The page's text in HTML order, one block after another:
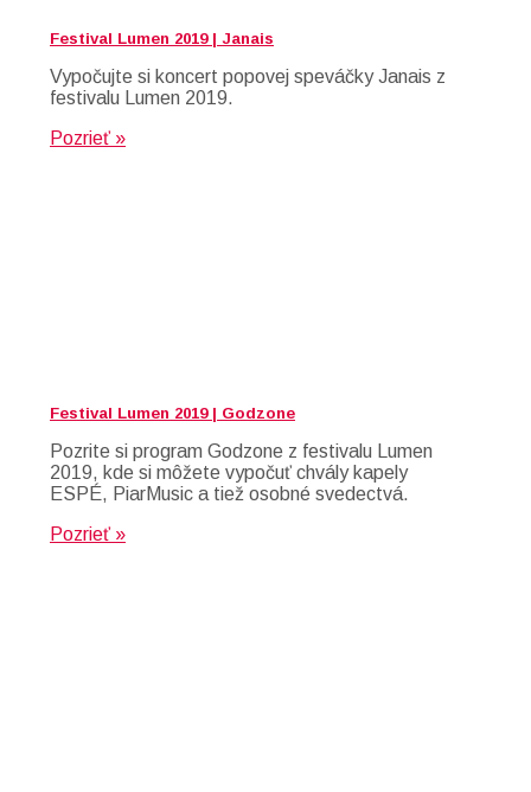
Festival Lumen 2019 | Janais
Vypočujte si koncert popovej speváčky Janais z
festivalu Lumen 2019.
Pozrieť »
Festival Lumen 2019 | Godzone
Pozrite si program Godzone z festivalu Lumen
2019, kde si môžete vypočuť chvály kapely
ESPÉ, PiarMusic a tiež osobné svedectvá.
Pozrieť »